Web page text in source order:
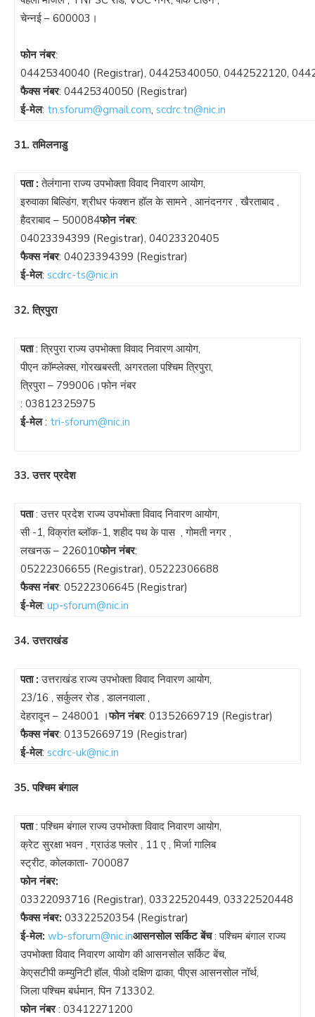
चेन्नई – 600003।
फोन नंबर:
04425340040 (Registrar), 04425340050, 0442522120,
फैक्स नंबर: 04425340050 (Registrar)
ई-मेल: tn.sforum@gmail.com, scdrc.tn@nic.in
31. तमिलनाडु
पता :तेलंगाना राज्य उपभोक्ता विवाद निवारण आयोग,
इरुवाका बिल्डिंग, श्रीधर फंक्शन हॉल के सामने , आनंदनगर , खैरताबाद ,
हैदराबाद – 500084फोन नंबर:
04023394399 (Registrar), 04023320405
फैक्स नंबर: 04023394399 (Registrar)
ई-मेल: scdrc-ts@nic.in
32. त्रिपुरा
पता: त्रिपुरा राज्य उपभोक्ता विवाद निवारण आयोग,
पीएन कॉम्प्लेक्स, गोरखबस्ती, अगरतला पश्चिम त्रिपुरा,
त्रिपुरा – 799006।फोन नंबर
: 03812325975
ई-मेल: tri-sforum@nic.in
33. उत्तर प्रदेश
पता: उत्तर प्रदेश राज्य उपभोक्ता विवाद निवारण आयोग,
सी -1, विक्रांत ब्लॉक-1, शहीद पथ के पास , गोमती नगर ,
लखनऊ – 226010फोन नंबर:
05222306655 (Registrar), 05222306688
फैक्स नंबर: 05222306645 (Registrar)
ई-मेल: up-sforum@nic.in
34. उत्तराखंड
पता :उत्तराखंड राज्य उपभोक्ता विवाद निवारण आयोग,
23/16 , सर्कुलर रोड , डालनवाला ,
देहरादून – 248001 ।फोन नंबर: 01352669719 (Registrar)
फैक्स नंबर: 01352669719 (Registrar)
ई-मेल: scdrc-uk@nic.in
35. पश्चिम बंगाल
पता: पश्चिम बंगाल राज्य उपभोक्ता विवाद निवारण आयोग,
क्रेट सुरक्षा भवन , ग्राउंड फ्लोर , 11 ए , मिर्जा गालिब
स्ट्रीट, कोलकाता- 700087
फोन नंबर:
03322093716 (Registrar), 03322520449, 03322520448
फैक्स नंबर: 03322520354 (Registrar)
ई-मेल: wb-sforum@nic.inआसनसोल सर्किट बेंच: पश्चिम बंगाल राज्य
उपभोक्ता विवाद निवारण आयोग की आसनसोल सर्किट बेंच,
केएसटीपी कम्युनिटी हॉल, पीओ दक्षिण ढाका, पीएस आसनसोल नॉर्थ,
जिला पश्चिम बर्धमान, पिन 713302.
फोन नंबर: 03412271200